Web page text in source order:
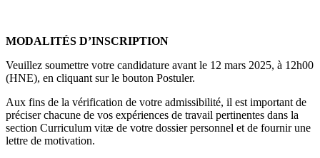
MODALITÉS D’INSCRIPTION
Veuillez soumettre votre candidature avant le 12 mars 2025, à 12h00
(HNE), en cliquant sur le bouton Postuler.
Aux fins de la vérification de votre admissibilité, il est important de
préciser chacune de vos expériences de travail pertinentes dans la
section Curriculum vitæ de votre dossier personnel et de fournir une
lettre de motivation.